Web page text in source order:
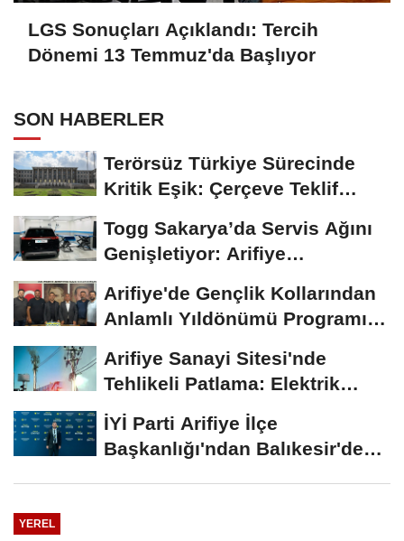
LGS Sonuçları Açıklandı: Tercih
Dönemi 13 Temmuz'da Başlıyor
SON HABERLER
Terörsüz Türkiye Sürecinde
Kritik Eşik: Çerçeve Teklif
Togg Sakarya’da Servis Ağını
Genişletiyor: Arifiye
Arifiye'de Gençlik Kollarından
Anlamlı Yıldönümü Programı:
Arifiye Sanayi Sitesi'nde
Tehlikeli Patlama: Elektrik
Altyapısı Çöktü,...
İYİ Parti Arifiye İlçe
Başkanlığı'ndan Balıkesir'deki
YEREL